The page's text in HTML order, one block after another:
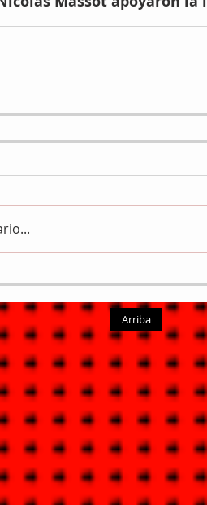
Arriba